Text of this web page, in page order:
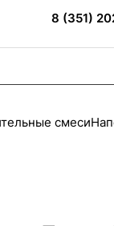
8 (351)
смеси